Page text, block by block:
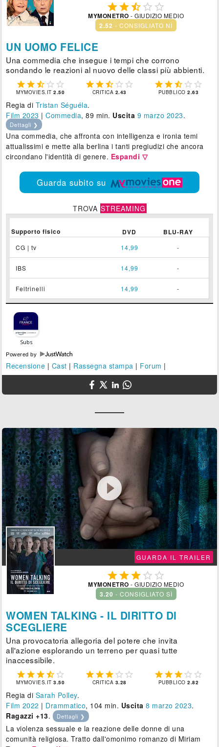
  
MYMONETRO - GIUDIZIO MEDIO
2.52 - CONSIGLIATO NÌ
UN UOMO FELICE
Una commedia che insegue i tempi che corrono
sondando le reazioni al nuovo delle classi più abbienti.
    
MYMOVIES.IT2.50
    
CRITICA 2.43
    
PUBBLICO2.63
Regia di Tristan Séguéla.
Film 2023 |Commedia, 89 min. Uscita 9 marzo 2023.
Dettagli ❯
Una commedia, che affronta con intelligenza e ironia temi
attualissimi e mette alla berlina i tanti pregiudizi che ancora
circondano l'identità di genere. Espandi ▽
Guarda subito su
TROVA STREAMING
Supporto fisico DVD BLU-RAY
CG | tv 14,99 -
IBS 14,99 -
Feltrinelli 14,99 -
Powered by
Recensione | Cast | Rassegna stampa | Forum |

GUARDA IL TRAILER
  
MYMONETRO - GIUDIZIO MEDIO
3.20 - CONSIGLIATO SÌ
WOMEN TALKING - IL DIRITTO DI
SCEGLIERE
Una provocatoria allegoria del potere che invita
all'azione esplorando un terreno per quasi tutte
inaccessibile.
    
MYMOVIES.IT3.50
    
CRITICA 3.28
    
PUBBLICO2.82
Regia di Sarah Polley.
Film 2022 | Drammatico, 104 min. Uscita 8 marzo 2023.
Ragazzi +13. Dettagli ❯
La violenza sessuale e la reazione delle donne di una
comunità religiosa. Tratto dall'omonimo romanzo di Miriam